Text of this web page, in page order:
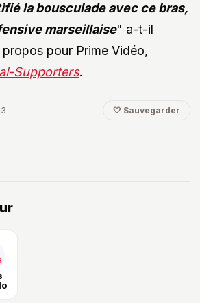
la bousculade avec ce bras,
marseillaise" a-t-il
pour Prime Vidéo,
Supporters.
🤍 Sauvegarder